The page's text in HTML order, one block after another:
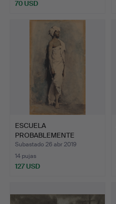
70 USD
ESCUELA
PROBABLEMENTE
ROMANA, HACIA 1860. …
Subastado 26 abr 2019
14 pujas
127 USD